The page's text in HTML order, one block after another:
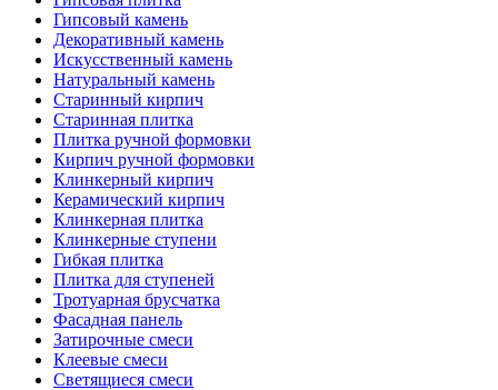
Гипсовый камень
Декоративный камень
Искусственный камень
Натуральный камень
Старинный кирпич
Старинная плитка
Плитка ручной формовки
Кирпич ручной формовки
Клинкерный кирпич
Керамический кирпич
Клинкерная плитка
Клинкерные ступени
Гибкая плитка
Плитка для ступеней
Тротуарная брусчатка
Фасадная панель
Затирочные смеси
Клеевые смеси
Светящиеся смеси